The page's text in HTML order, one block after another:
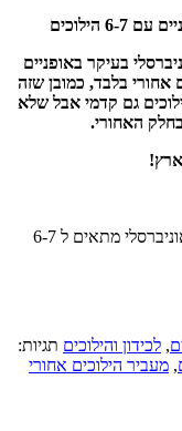
בעיקר באופניים
אחורי בלבד, כמובן שזה
גם קדמי אבל שלא
כמות של מעביר הילוכים אחורי לאופניים אוניברסלי מתאים ל 6-7
, לכידון והילוכים תגיות:
, מעביר הילוכים אחורי